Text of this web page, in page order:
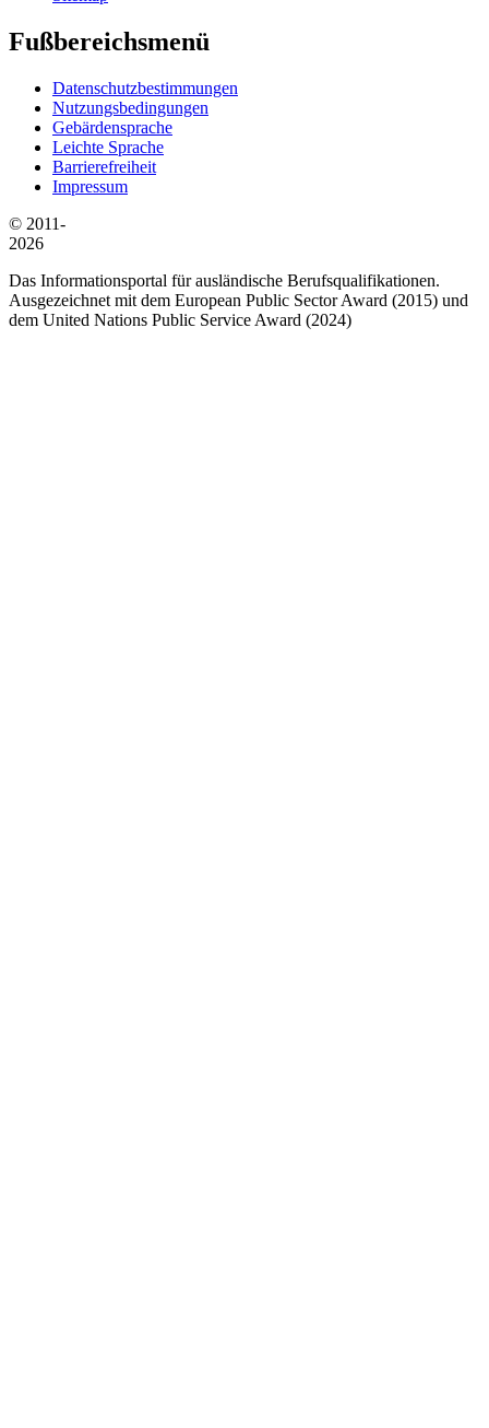
Fußbereichsmenü
Datenschutzbestimmungen
Nutzungsbedingungen
Gebärdensprache
Leichte Sprache
Barrierefreiheit
Impressum
© 2011-
2026
Das Informationsportal für ausländische Berufsqualifikationen.
Ausgezeichnet mit dem European Public Sector Award (2015) und
dem United Nations Public Service Award (2024)